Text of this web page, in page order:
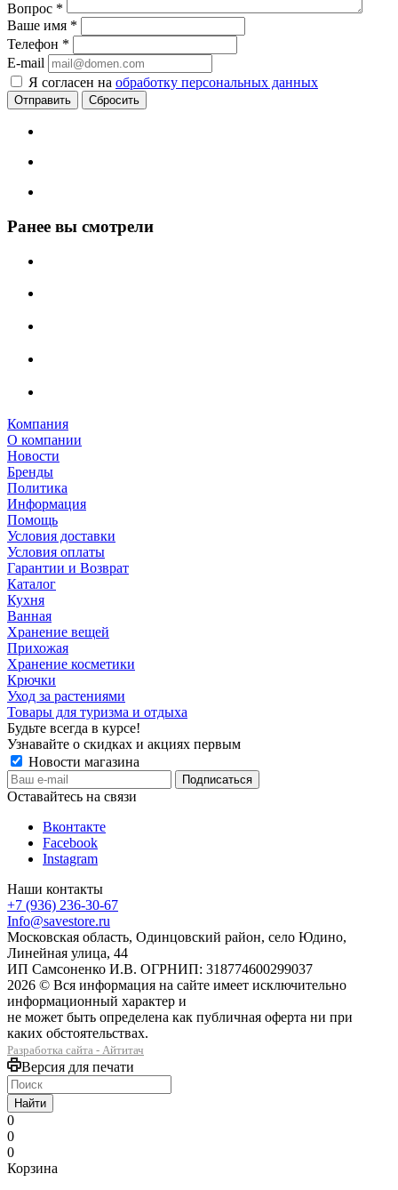
Вопрос *
Ваше имя *
Телефон *
E-mail
Я согласен на обработку персональных данных
Сбросить
Ранее вы смотрели
Компания
О компании
Новости
Бренды
Политика
Информация
Помощь
Условия доставки
Условия оплаты
Гарантии и Возврат
Каталог
Кухня
Ванная
Хранение вещей
Прихожая
Хранение косметики
Крючки
Уход за растениями
Товары для туризма и отдыха
Будьте всегда в курсе!
Узнавайте о скидках и акциях первым
Новости магазина
Оставайтесь на связи
Вконтакте
Facebook
Instagram
Наши контакты
+7 (936) 236-30-67
Info@savestore.ru
Московская область, Одинцовский район, село Юдино,
Линейная улица, 44
ИП Самсоненко И.В. ОГРНИП: 318774600299037
2026 © Вся информация на сайте имеет исключительно
информационный характер и
не может быть определена как публичная оферта ни при
каких обстоятельствах.
Разработка сайта - Айтитач
Версия для печати
Найти
0
0
0
Корзина